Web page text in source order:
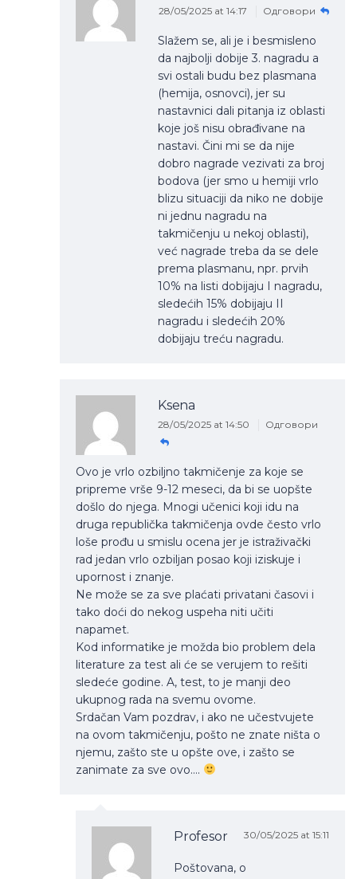
28/05/2025 at 14:17 Одговори
Slažem se, ali je i besmisleno
da najbolji dobije 3. nagradu a
svi ostali budu bez plasmana
(hemija, osnovci), jer su
nastavnici dali pitanja iz oblasti
koje još nisu obrađivane na
nastavi. Čini mi se da nije
dobro nagrade vezivati za broj
bodova (jer smo u hemiji vrlo
blizu situaciji da niko ne dobije
ni jednu nagradu na
takmičenju u nekoj oblasti),
već nagrade treba da se dele
prema plasmanu, npr. prvih
10% na listi dobijaju I nagradu,
sledećih 15% dobijaju II
nagradu i sledećih 20%
dobijaju treću nagradu.
Ksena
28/05/2025 at 14:50 Одговори
Ovo je vrlo ozbiljno takmičenje za koje se
pripreme vrše 9-12 meseci, da bi se uopšte
došlo do njega. Mnogi učenici koji idu na
druga republička takmičenja ovde često vrlo
loše prođu u smislu ocena jer je istraživački
rad jedan vrlo ozbiljan posao koji iziskuje i
upornost i znanje.
Ne može se za sve plaćati privatani časovi i
tako doći do nekog uspeha niti učiti
napamet.
Kod informatike je možda bio problem dela
literature za test ali će se verujem to rešiti
sledeće godine. A, test, to je manji deo
ukupnog rada na svemu ovome.
Srdačan Vam pozdrav, i ako ne učestvujete
na ovom takmičenju, pošto ne znate ništa o
njemu, zašto ste u opšte ove, i zašto se
zanimate za sve ovo….
Profesor 30/05/2025 at 15:11
Poštovana, o